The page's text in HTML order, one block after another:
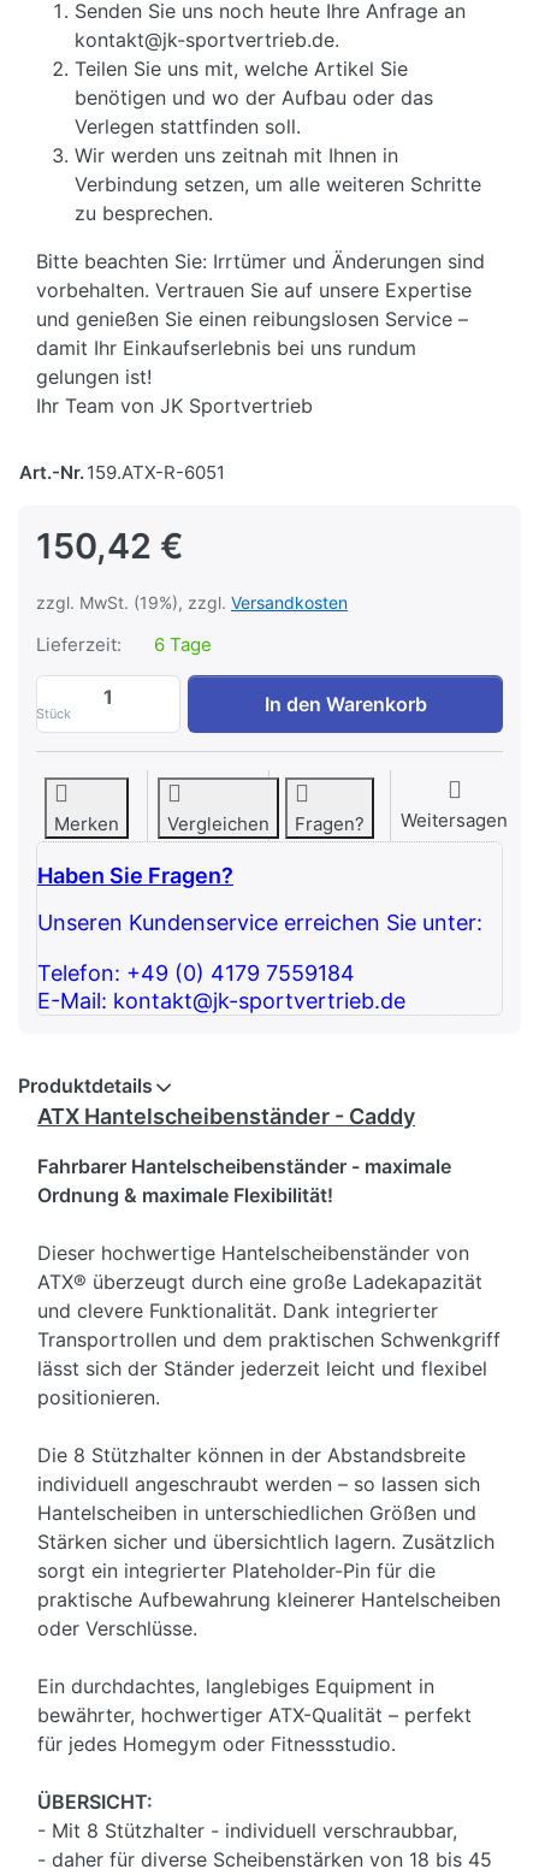
Senden Sie uns noch heute Ihre Anfrage an
kontakt@jk-sportvertrieb.de.
Teilen Sie uns mit, welche Artikel Sie
benötigen und wo der Aufbau oder das
Verlegen stattfinden soll.
Wir werden uns zeitnah mit Ihnen in
Verbindung setzen, um alle weiteren Schritte
zu besprechen.
Bitte beachten Sie: Irrtümer und Änderungen sind
vorbehalten. Vertrauen Sie auf unsere Expertise
und genießen Sie einen reibungslosen Service –
damit Ihr Einkaufserlebnis bei uns rundum
gelungen ist!
Ihr Team von JK Sportvertrieb
Art.-Nr.159.ATX-R-6051
150,42 €
zzgl. MwSt. (19%), zzgl. Versandkosten
Lieferzeit: 6 Tage
Stück
ATX Hantelscheibenständer - Caddy zu
In den Warenkorb
Merken Vergleichen Fragen? Weitersagen
Haben Sie Fragen?
Unseren Kundenservice erreichen Sie unter:
Telefon: +49 (0) 4179 7559184
E-Mail: kontakt@jk-sportvertrieb.de
Produktdetails
ATX Hantelscheibenständer - Caddy
Fahrbarer Hantelscheibenständer - maximale
Ordnung & maximale Flexibilität!
Dieser hochwertige Hantelscheibenständer von
ATX® überzeugt durch eine große Ladekapazität
und clevere Funktionalität. Dank integrierter
Transportrollen und dem praktischen Schwenkgriff
lässt sich der Ständer jederzeit leicht und flexibel
positionieren.
Die 8 Stützhalter können in der Abstandsbreite
individuell angeschraubt werden – so lassen sich
Hantelscheiben in unterschiedlichen Größen und
Stärken sicher und übersichtlich lagern. Zusätzlich
sorgt ein integrierter Plateholder-Pin für die
praktische Aufbewahrung kleinerer Hantelscheiben
oder Verschlüsse.
Ein durchdachtes, langlebiges Equipment in
bewährter, hochwertiger ATX-Qualität – perfekt
für jedes Homegym oder Fitnessstudio.
ÜBERSICHT:
- Mit 8 Stützhalter - individuell verschraubbar,
- daher für diverse Scheibenstärken von 18 bis 45